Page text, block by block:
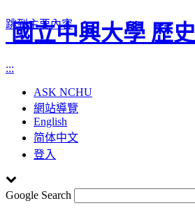
跳到主要內容
國立中興大學 歷
:::
ASK NCHU
網站導覽
English
简体中文
登入
Google Search